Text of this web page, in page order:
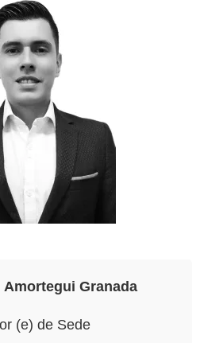
Granada
(e) de Sede